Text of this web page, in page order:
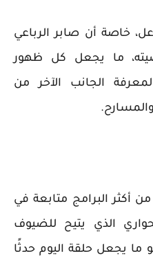
خاصة أن صابر الرباعي
ما يجعل كل ظهور
الجانب الآخر من
أكثر البرامج متابعة في
الذي يتيح للضيوف
ما يجعل حلقة اليوم حدثًا